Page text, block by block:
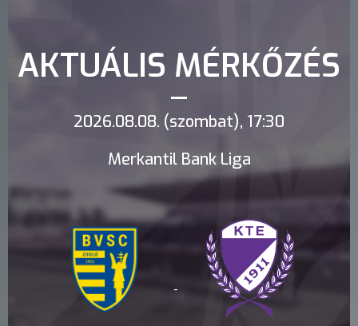
AKTUÁLIS MÉRKŐZÉS
2026.08.08. (szombat), 17:30
Merkantil Bank Liga
-